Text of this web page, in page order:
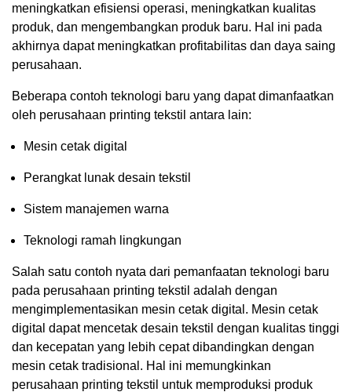
meningkatkan efisiensi operasi, meningkatkan kualitas
produk, dan mengembangkan produk baru. Hal ini pada
akhirnya dapat meningkatkan profitabilitas dan daya saing
perusahaan.
Beberapa contoh teknologi baru yang dapat dimanfaatkan
oleh perusahaan printing tekstil antara lain:
Mesin cetak digital
Perangkat lunak desain tekstil
Sistem manajemen warna
Teknologi ramah lingkungan
Salah satu contoh nyata dari pemanfaatan teknologi baru
pada perusahaan printing tekstil adalah dengan
mengimplementasikan mesin cetak digital. Mesin cetak
digital dapat mencetak desain tekstil dengan kualitas tinggi
dan kecepatan yang lebih cepat dibandingkan dengan
mesin cetak tradisional. Hal ini memungkinkan
perusahaan printing tekstil untuk memproduksi produk